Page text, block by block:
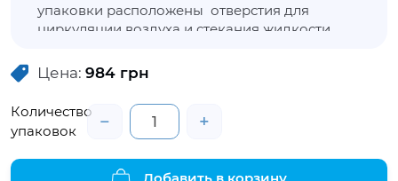
упаковки расположены отверстия для
циркуляции воздуха и стекания жидкости.
Цена: 984 грн
Количество
упаковок
− +